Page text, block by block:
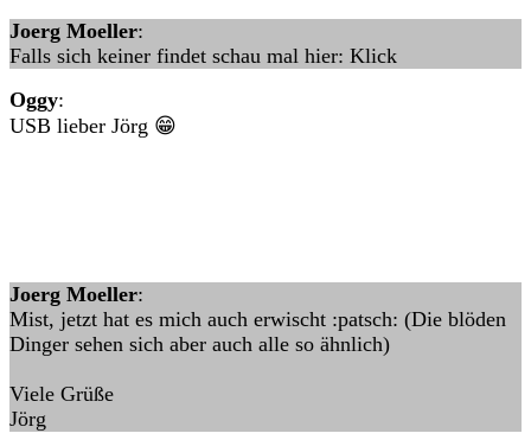
Joerg Moeller:
Falls sich keiner findet schau mal hier: Klick
Oggy:
USB lieber Jörg 😁
Joerg Moeller:
Mist, jetzt hat es mich auch erwischt :patsch: (Die blöden
Dinger sehen sich aber auch alle so ähnlich)
Viele Grüße
Jörg